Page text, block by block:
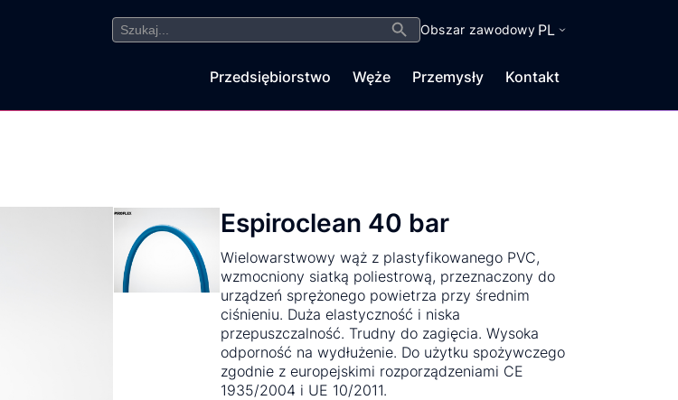
Search
for:
Search Button
Obszar zawodowy PL
Przedsiębiorstwo Węże Przemysły Kontakt
Espiroclean 40 bar
Wielowarstwowy wąż z plastyfikowanego PVC,
wzmocniony siatką poliestrową, przeznaczony do
urządzeń sprężonego powietrza przy średnim
ciśnieniu. Duża elastyczność i niska
przepuszczalność. Trudny do zagięcia. Wysoka
odporność na wydłużenie. Do użytku spożywczego
zgodnie z europejskimi rozporządzeniami CE
1935/2004 i UE 10/2011.